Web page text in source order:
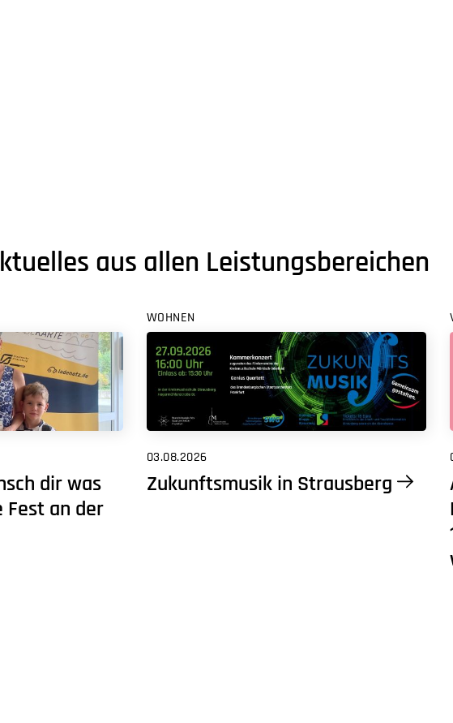
aus allen Leistungsbereichen
dir was
an der
WOHNEN
03.08.2026
Zukunftsmusik in Strausberg